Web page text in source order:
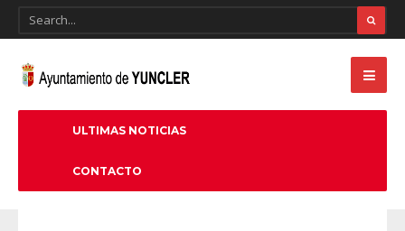
ULTIMAS NOTICIAS
CONTACTO